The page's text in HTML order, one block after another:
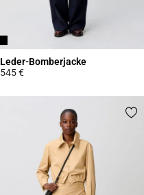
Leder-Bomberjacke
545 €